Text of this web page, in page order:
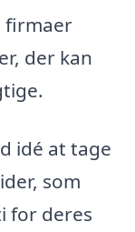
firmaer
der kan
idé at tage
som
for deres